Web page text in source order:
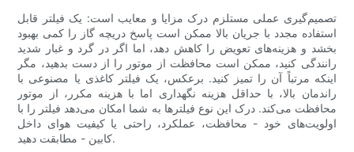
تصمیم‌گیری عملی مستلزم درک مزایا و معایب است: یک فیلتر قابل
استفاده مجدد با جریان بالا ممکن است پاسخ دریچه گاز را کمی بهبود
بخشد و هزینه‌های تعویض را کاهش دهد، اما اگر در گرد و غبار شدید
رانندگی کنید، ممکن است محافظت از موتور را از دست بدهید، مگر
اینکه مرتباً آن را تمیز کنید. برعکس، یک فیلتر کاغذی یا مصنوعی با
راندمان بالا، با حداقل هزینه نگهداری اما با هزینه مکرر، از موتور
محافظت می‌کند. درک این نوع فیلترها به شما امکان می‌دهد فیلتر را با
اولویت‌های خود - محافظت، عملکرد، راحتی یا کیفیت هوای داخل
کابین - مطابقت دهید.